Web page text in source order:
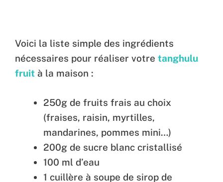
Voici la liste simple des ingrédients
nécessaires pour réaliser votre tanghulu
fruit à la maison :
250g de fruits frais au choix
(fraises, raisin, myrtilles,
mandarines, pommes mini…)
200g de sucre blanc cristallisé
100 ml d’eau
1 cuillère à soupe de sirop de